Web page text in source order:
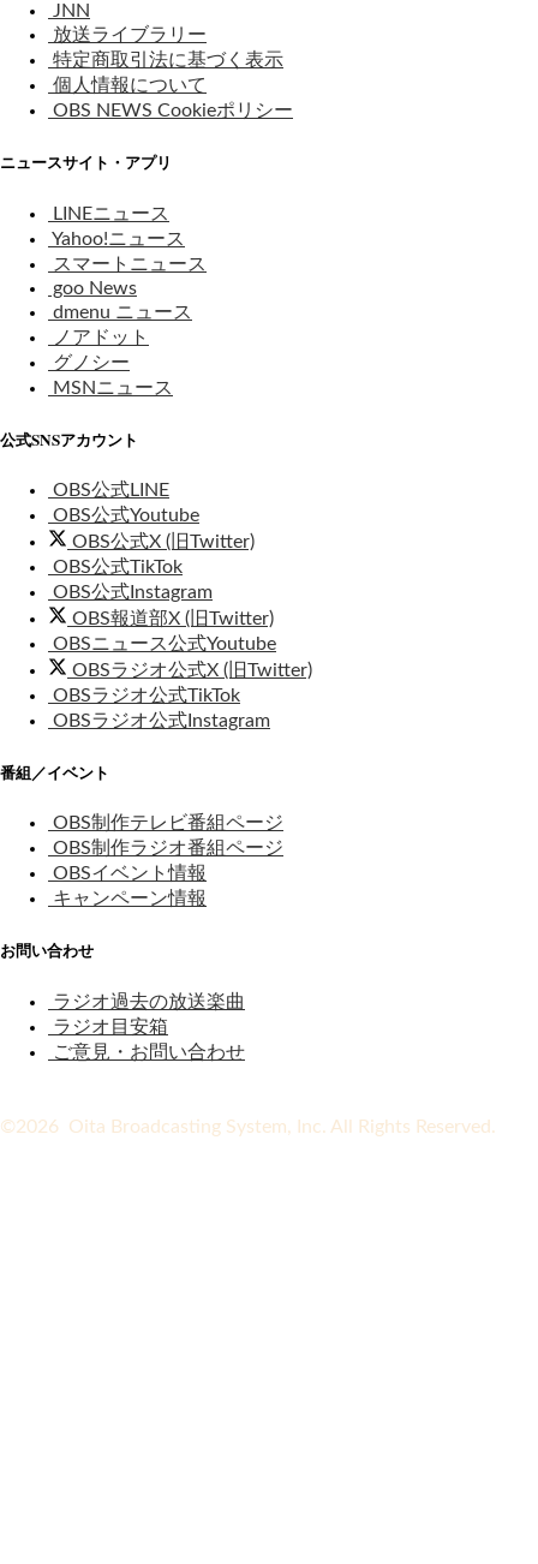
JNN
放送ライブラリー
特定商取引法に基づく表示
個人情報について
OBS NEWS Cookieポリシー
ニュースサイト・アプリ
LINEニュース
Yahoo!ニュース
スマートニュース
goo News
dmenu ニュース
ノアドット
グノシー
MSNニュース
公式SNSアカウント
OBS公式LINE
OBS公式Youtube
OBS公式X (旧Twitter)
OBS公式TikTok
OBS公式Instagram
OBS報道部X (旧Twitter)
OBSニュース公式Youtube
OBSラジオ公式X (旧Twitter)
OBSラジオ公式TikTok
OBSラジオ公式Instagram
番組／イベント
OBS制作テレビ番組ページ
OBS制作ラジオ番組ページ
OBSイベント情報
キャンペーン情報
お問い合わせ
ラジオ過去の放送楽曲
ラジオ目安箱
ご意見・お問い合わせ
©2026 Oita Broadcasting System, Inc. All Rights Reserved.